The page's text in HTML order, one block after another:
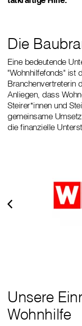
Die
Eine bedeutende
"Wohnhilfefonds" ist
Branchenvertreterin
Anliegen, dass
Steirer*innen und
gemeinsame
die finanzielle
Unsere
Wohnhilfe